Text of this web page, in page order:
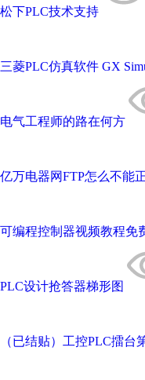
松下PLC技术支持
三菱PLC仿真软件 GX
电气工程师的路在何方
亿万电器网FTP怎么不能
可编程控制器视频教程免
PLC设计抢答器梯形图
（已结贴）工控PLC擂台